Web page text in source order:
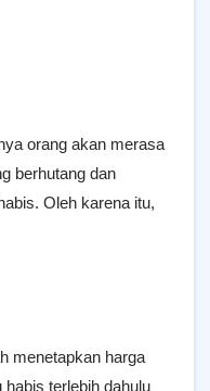
orang akan merasa
berhutang dan
Oleh karena itu,
menetapkan harga
terlebih dahulu